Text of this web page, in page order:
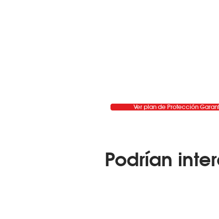
Ver plan de Protección
Podrían